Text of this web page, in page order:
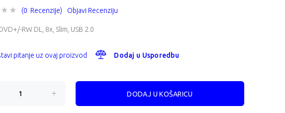
(0 Recenzije) Objavi Recenziju
RW DL, 8x, Slim, USB 2.0
pitanje uz ovaj proizvod Dodaj u Usporedbu